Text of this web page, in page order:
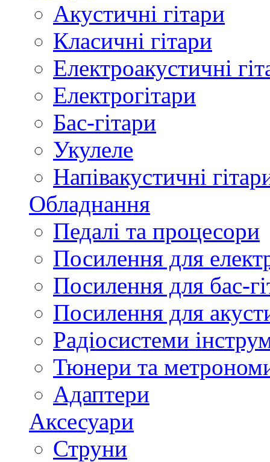
Акустичні гітари
Класичні гітари
Електроакустичні
Електрогітари
Бас-гітари
Укулеле
Напівакустичні
Обладнання
Педалі та процесори
Посилення для
Посилення для бас-
Посилення для
Радіосистеми
Тюнери та
Адаптери
Аксесуари
Струни